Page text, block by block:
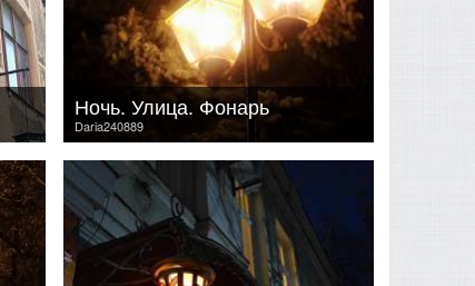
Daria240889
Ночь. Улица. Фонарь